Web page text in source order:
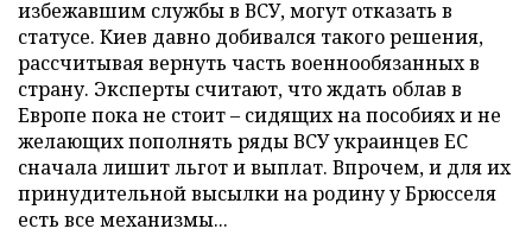
избежавшим службы в ВСУ, могут отказать в
статусе. Киев давно добивался такого решения,
рассчитывая вернуть часть военнообязанных в
страну. Эксперты считают, что ждать облав в
Европе пока не стоит – сидящих на пособиях и не
желающих пополнять ряды ВСУ украинцев ЕС
сначала лишит льгот и выплат. Впрочем, и для их
принудительной высылки на родину у Брюсселя
есть все механизмы...